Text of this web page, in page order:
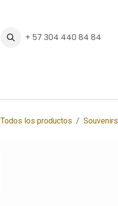
+ 57 304 440 84 84
Todos los productos Souvenirs